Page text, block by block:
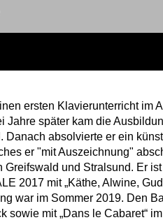
ersten Klavierunterricht im
später kam die
absolvierte er ein
er "mit Auszeichnung"
und Stralsund. Er
2017 mit „Käthe, Alwine,
war im Sommer 2019. Den
mit „Dans le Cabaret“